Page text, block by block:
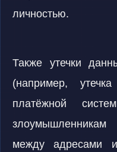
личностью.
Также утечки
(например,
платёжной
между адресами